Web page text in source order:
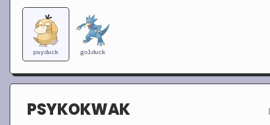
psyduck golduck
PSYKOKWAK